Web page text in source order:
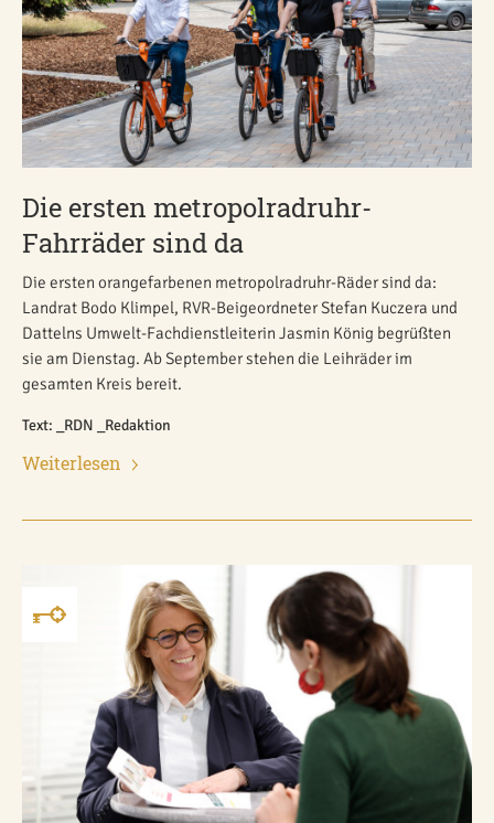
Die ersten metropolradruhr-
Fahrräder sind da
Die ersten orangefarbenen metropolradruhr-Räder sind da:
Landrat Bodo Klimpel, RVR-Beigeordneter Stefan Kuczera und
Dattelns Umwelt-Fachdienstleiterin Jasmin König begrüßten
sie am Dienstag. Ab September stehen die Leihräder im
gesamten Kreis bereit.
Text: _RDN _Redaktion
Weiterlesen